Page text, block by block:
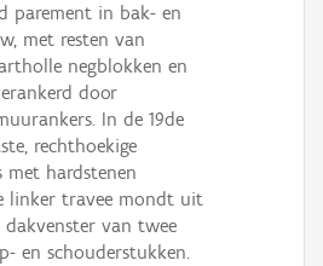
parement in bak- en
met resten van
negblokken en
door
In de 19de
rechthoekige
met hardstenen
linker travee mondt uit
van twee
en schouderstukken.